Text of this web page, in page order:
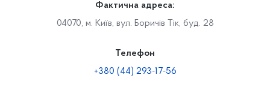
Фактична адреса:
04070, м. Київ, вул. Боричів Тік, буд. 28
Телефон
+380 (44) 293-17-56